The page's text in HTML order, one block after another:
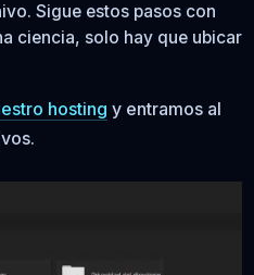
Sigue estos pasos con
ciencia, solo hay que ubicar
hosting y entramos al